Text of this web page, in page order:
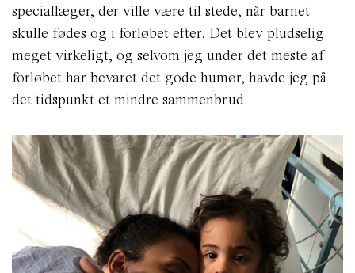
speciallæger, der ville være til stede, når barnet
skulle fødes og i forløbet efter. Det blev pludselig
meget virkeligt, og selvom jeg under det meste af
forløbet har bevaret det gode humør, havde jeg på
det tidspunkt et mindre sammenbrud.